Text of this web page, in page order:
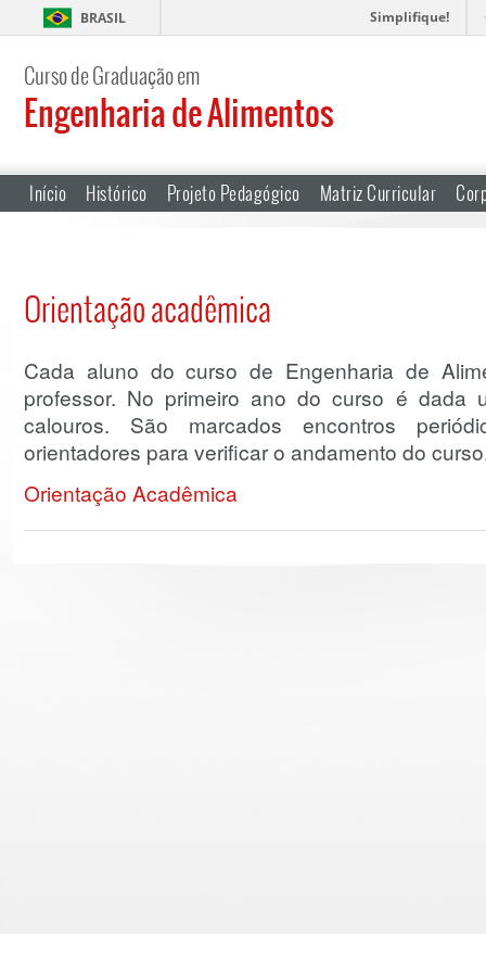
BRASIL Simplifique!
Curso de Graduação em
Engenharia de Alimentos
Início Histórico Projeto Pedagógico Matriz Curricular
Orientação acadêmica
Cada aluno do curso de Engenharia de
professor. No primeiro ano do curso é dada
calouros. São marcados encontros
orientadores para verificar o andamento do
Orientação Acadêmica